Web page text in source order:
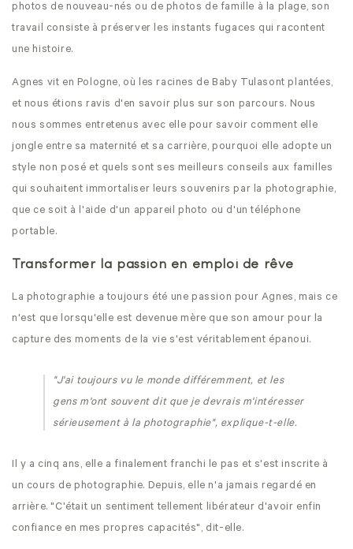
photos de nouveau-nés ou de photos de famille à la plage, son
travail consiste à préserver les instants fugaces qui racontent
une histoire.
Agnes vit en Pologne, où les racines de Baby Tulasont plantées,
et nous étions ravis d'en savoir plus sur son parcours. Nous
nous sommes entretenus avec elle pour savoir comment elle
jongle entre sa maternité et sa carrière, pourquoi elle adopte un
style non posé et quels sont ses meilleurs conseils aux familles
qui souhaitent immortaliser leurs souvenirs par la photographie,
que ce soit à l'aide d'un appareil photo ou d'untéléphone
portable.
Transformer la passion en emploi de rêve
La photographie a toujours été une passion pour Agnes, mais ce
n'est que lorsqu'elle est devenue mère que son amour pour la
capture des moments de la vie s'est véritablement épanoui.
"J'ai toujours vu le monde différemment, et les
gens m'ont souvent dit que je devrais m'intéresser
sérieusement à la photographie", explique-t-elle.
Il y a cinq ans, elle a finalement franchi le pas et s'est inscrite à
un cours de photographie. Depuis, elle n'a jamais regardé en
arrière. "C'était un sentiment tellement libérateur d'avoir enfin
confiance en mes propres capacités", dit-elle.